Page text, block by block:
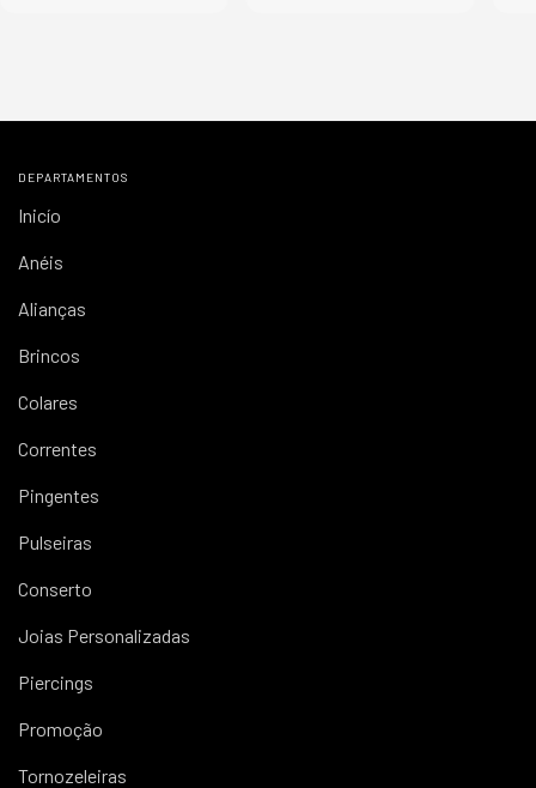
DEPARTAMENTOS
Inicío
Anéis
Alianças
Brincos
Colares
Correntes
Pingentes
Pulseiras
Conserto
Joias Personalizadas
Piercings
Promoção
Tornozeleiras